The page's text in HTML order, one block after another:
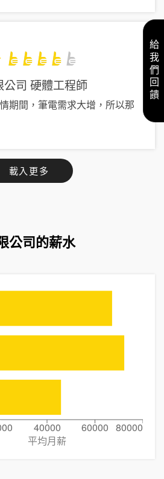
公司 硬體工程師
期間，筆電需求大增，所以那
載入更多
公司的薪水
40000 60000 80000
平均月薪
給我們回饋